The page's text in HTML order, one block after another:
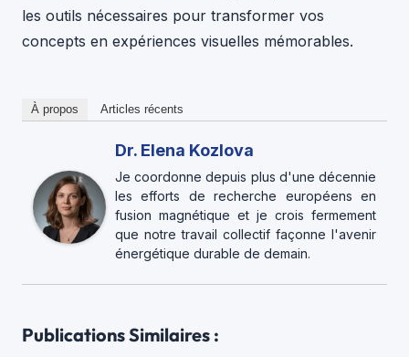
les outils nécessaires pour transformer vos
concepts en expériences visuelles mémorables.
À propos Articles récents
Dr. Elena Kozlova
Je coordonne depuis plus d'une décennie
les efforts de recherche européens en
fusion magnétique et je crois fermement
que notre travail collectif façonne l'avenir
énergétique durable de demain.
Publications Similaires :